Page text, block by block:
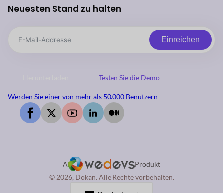
Neuesten Stand zu halten
Einreichen
Testen Sie die Demo
Werden Sie einer von mehr als 50.000 Benutzern
A
Produkt
© 2026, Dokan. Alle Rechte vorbehalten.